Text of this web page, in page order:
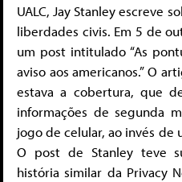
UALC, Jay Stanley escreve
liberdades civis. Em 5 de
um post intitulado “As
aviso aos americanos.” O
estava a cobertura, que
informações de segunda
jogo de celular, ao invés de
O post de Stanley teve
história similar da Privacy